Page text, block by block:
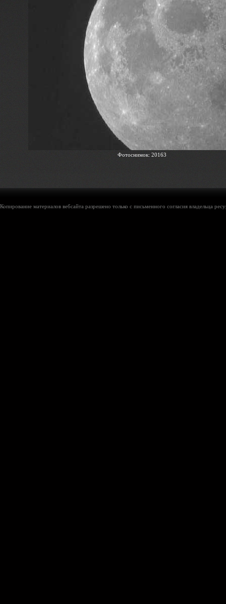
Фотоснимок: 20163
Копирование материалов вебсайта разрешено только с письменного согласия владельца